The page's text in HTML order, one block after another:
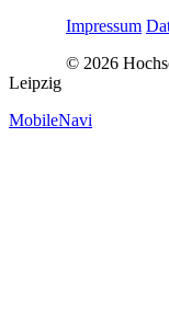
Impressum
© 2026
Leipzig
MobileNavi